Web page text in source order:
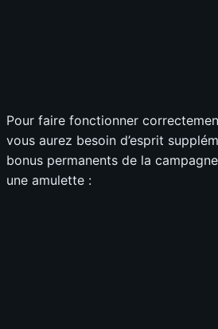
Pour faire fonctionner
vous aurez besoin d’esprit
bonus permanents de la
une amulette :